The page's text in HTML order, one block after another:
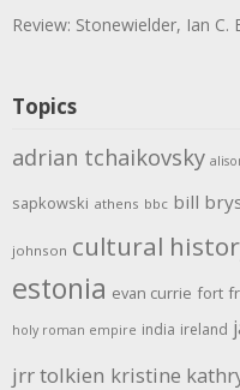
Review: Stonewielder, Ian C.
Topics
adrian tchaikovsky
sapkowski athens bbc bill
johnson cultural
estonia evan currie fort
holy roman empire india ireland
jrr tolkien kristine